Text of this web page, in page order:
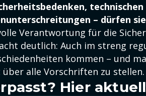
– dürfen
Verantwortung für die
deutlich: Auch im streng
kommen – und
über alle Vorschriften zu stellen.
Hier